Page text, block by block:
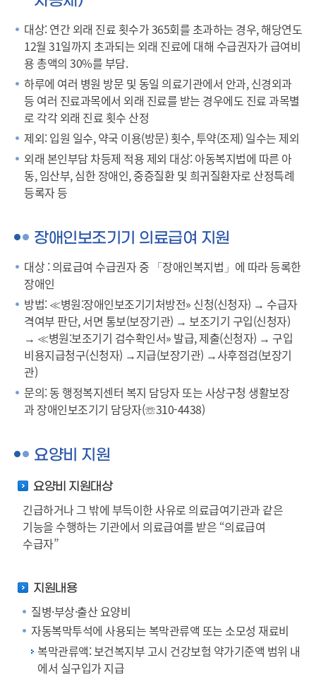
대상: 연간 외래 진료 횟수가 365회를 초과하는 경우, 해당연도
12월 31일까지 초과되는 외래 진료에 대해 수급권자가 급여비
용 총액의 30%를 부담.
하루에 여러 병원 방문 및 동일 의료기관에서 안과, 신경외과
등 여러 진료과목에서 외래 진료를 받는 경우에도 진료 과목별
로 각각 외래 진료 횟수 산정
제외: 입원 일수, 약국 이용(방문) 횟수, 투약(조제) 일수는 제외
외래 본인부담 차등제 적용 제외 대상: 아동복지법에 따른 아
동, 임산부, 심한 장애인, 중증질환 및 희귀질환자로 산정특례
등록자 등
장애인보조기기 의료급여 지원
대상 : 의료급여 수급권자 중 「장애인복지법」에 따라 등록한
장애인
방법: ≪병원:장애인보조기기처방전» 신청(신청자) → 수급자
격여부 판단, 서면 통보(보장기관) → 보조기기 구입(신청자)
→ ≪병원:보조기기 검수확인서» 발급, 제출(신청자) → 구입
비용지급청구(신청자) →지급(보장기관) →사후점검(보장기
관)
문의: 동 행정복지센터 복지 담당자 또는 사상구청 생활보장
과 장애인보조기기 담당자(☏310-4438)
요양비 지원
요양비 지원대상
긴급하거나 그 밖에 부득이한 사유로 의료급여기관과 같은
기능을 수행하는 기관에서 의료급여를 받은 “의료급여
수급자”
지원내용
질병·부상·출산 요양비
자동복막투석에 사용되는 복막관류액 또는 소모성 재료비
복막관류액: 보건복지부 고시 건강보험 약가기준액 범위 내
에서 실구입가 지급